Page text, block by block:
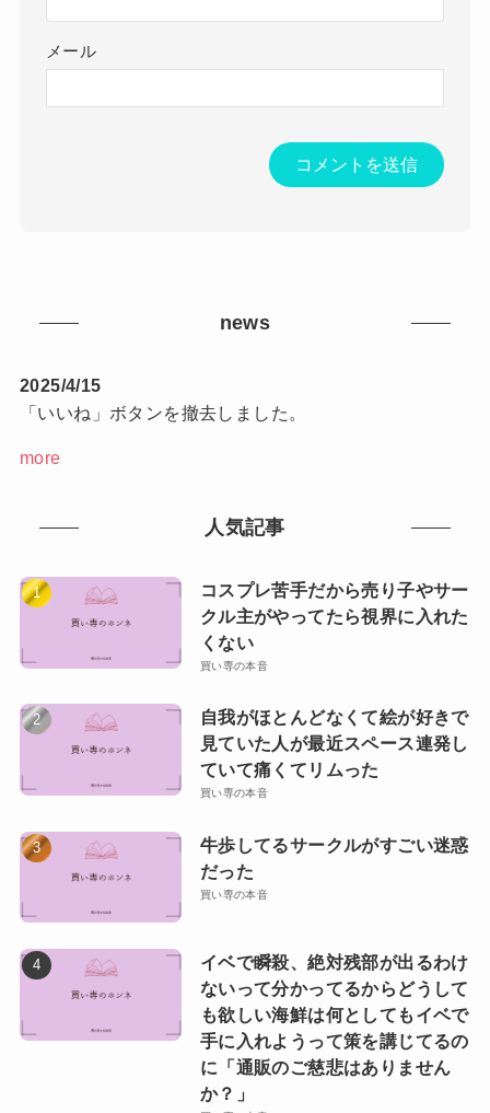
メール
news
2025/4/15
「いいね」ボタンを撤去しました。
more
人気記事
コスプレ苦手だから売り子やサー
クル主がやってたら視界に入れた
くない
買い専の本音
自我がほとんどなくて絵が好きで
見ていた人が最近スペース連発し
ていて痛くてリムった
買い専の本音
牛歩してるサークルがすごい迷惑
だった
買い専の本音
イベで瞬殺、絶対残部が出るわけ
ないって分かってるからどうして
も欲しい海鮮は何としてもイベで
手に入れようって策を講じてるの
に「通販のご慈悲はありません
か？」